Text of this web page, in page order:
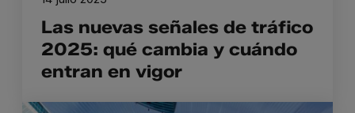
Las nuevas señales de tráfico
2025: qué cambia y cuándo
entran en vigor